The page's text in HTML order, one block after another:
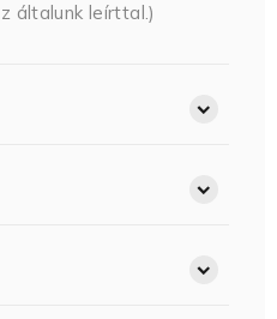
általunk leírttal.)